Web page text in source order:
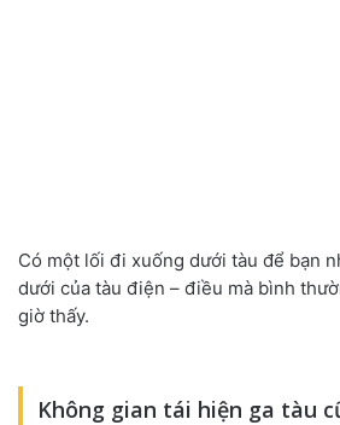
Có một lối đi xuống dưới tàu để bạn
dưới của tàu điện – điều mà bình
giờ thấy.
Không gian tái hiện ga tàu